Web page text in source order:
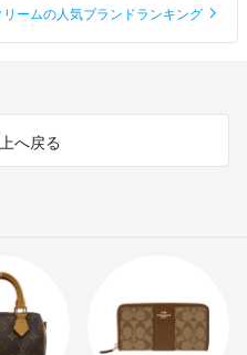
ームの人気ブランドランキング
へ戻る